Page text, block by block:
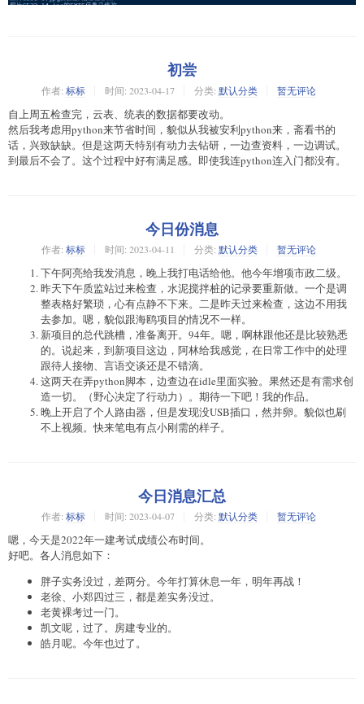
初尝
作者: 标标 时间: 2023-04-17 分类: 默认分类 暂无评论
自上周五检查完，云表、统表的数据都要改动。
然后我考虑用python来节省时间，貌似从我被安利python来，斋看书的
话，兴致缺缺。但是这两天特别有动力去钻研，一边查资料，一边调试。
到最后不会了。这个过程中好有满足感。即使我连python连入门都没有。
今日份消息
作者: 标标 时间: 2023-04-11 分类: 默认分类 暂无评论
下午阿亮给我发消息，晚上我打电话给他。他今年增项市政二级。
昨天下午质监站过来检查，水泥搅拌桩的记录要重新做。一个是调
整表格好繁琐，心有点静不下来。二是昨天过来检查，这边不用我
去参加。嗯，貌似跟海鸥项目的情况不一样。
新项目的总代跳槽，准备离开。94年。嗯，啊林跟他还是比较熟悉
的。说起来，到新项目这边，阿林给我感觉，在日常工作中的处理
跟待人接物、言语交谈还是不错滴。
这两天在弄python脚本，边查边在idle里面实验。果然还是有需求创
造一切。（野心决定了行动力）。期待一下吧！我的作品。
晚上开启了个人路由器，但是发现没USB插口，然并卵。貌似也刷
不上视频。快来笔电有点小刚需的样子。
今日消息汇总
作者: 标标 时间: 2023-04-07 分类: 默认分类 暂无评论
嗯，今天是2022年一建考试成绩公布时间。
好吧。各人消息如下：
胖子实务没过，差两分。今年打算休息一年，明年再战！
老徐、小郑四过三，都是差实务没过。
老黄裸考过一门。
凯文呢，过了。房建专业的。
皓月呢。今年也过了。